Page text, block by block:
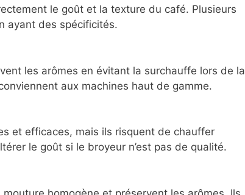
le goût et la texture du café. Plusieurs
ayant des spécificités.
les arômes en évitant la surchauffe lors de la
aux machines haut de gamme.
et efficaces, mais ils risquent de chauffer
le goût si le broyeur n’est pas de qualité.